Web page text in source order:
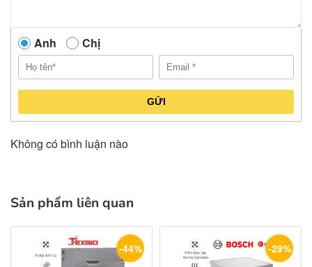
Anh Chị
GỬI
Không có bình luận nào
Sản phẩm liên quan
-44% -29%